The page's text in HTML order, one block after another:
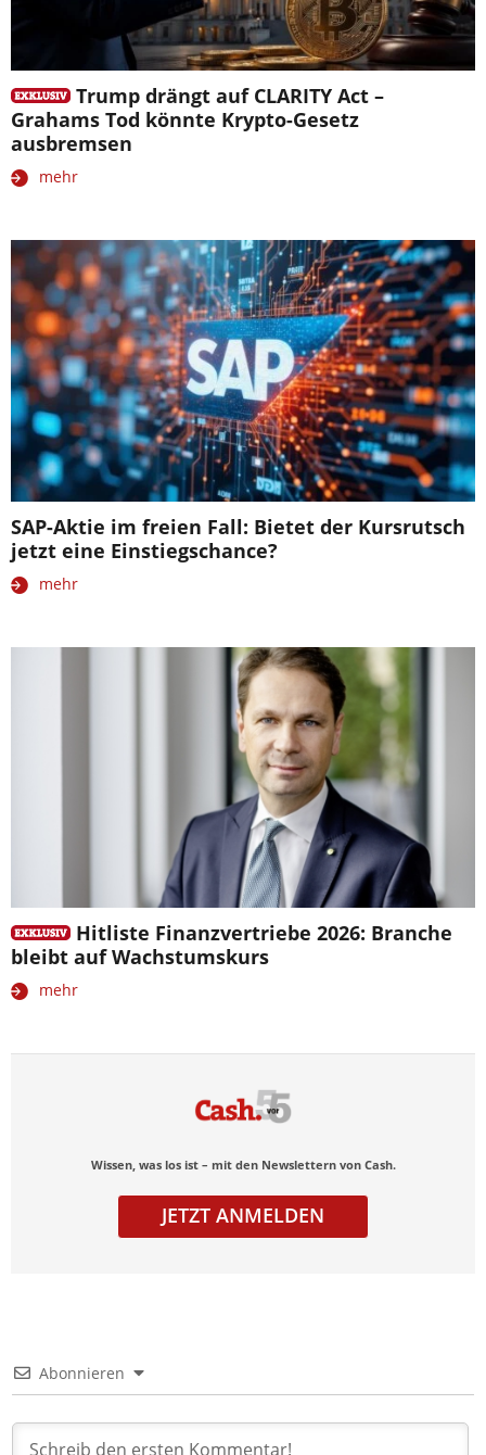
Trump drängt auf CLARITY Act –
Grahams Tod könnte Krypto-Gesetz
ausbremsen
mehr
SAP-Aktie im freien Fall: Bietet der Kursrutsch
jetzt eine Einstiegschance?
mehr
Hitliste Finanzvertriebe 2026: Branche
bleibt auf Wachstumskurs
mehr
Wissen, was los ist – mit den Newslettern von Cash.
JETZT ANMELDEN
Abonnieren